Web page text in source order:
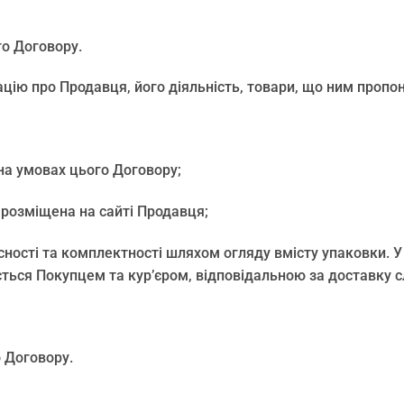
Договору.
про Продавця, його діяльність, товари, що ним
умовах цього Договору;
на сайті Продавця;
та комплектності шляхом огляду вмісту
Покупцем та кур’єром, відповідальною за